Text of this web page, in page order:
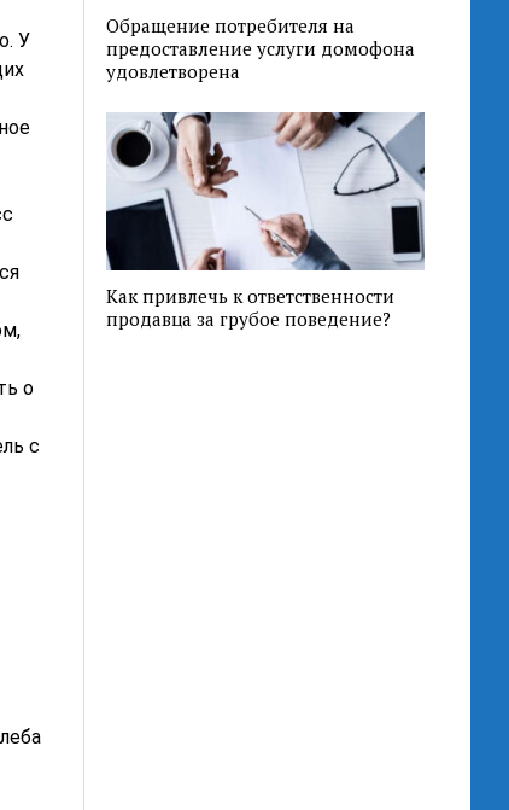
У
о
с
Обращение потребителя на
предоставление услуги домофона
удовлетворена
Как привлечь к ответственности
продавца за грубое поведение?